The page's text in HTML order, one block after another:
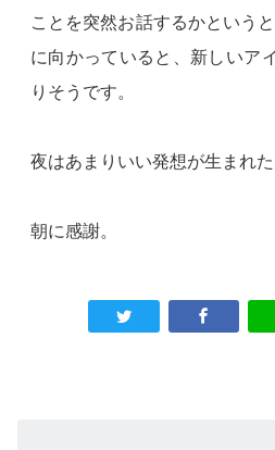
ことを突然お話するかという
に向かっていると、新しいア
りそうです。
夜はあまりいい発想が生まれた
朝に感謝。